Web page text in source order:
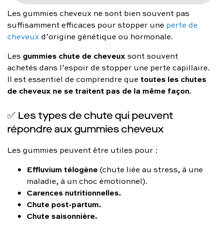
Les gummies cheveux ne sont bien souvent pas
suffisamment efficaces pour stopper une perte de
cheveuxd’origine génétique ou hormonale.
Les gummies chute de cheveux sont souvent
achetés dans l’espoir de stopper une perte capillaire.
Il est essentiel de comprendre que toutes les chutes
de cheveux ne se traitent pas de la même façon.
✅ Les types de chute qui peuvent
répondre aux gummies cheveux
Les gummies peuvent être utiles pour :
Effluvium télogène(chute liée au stress, à une
maladie, à un choc émotionnel).
Carences nutritionnelles.
Chute post-partum.
Chute saisonnière.